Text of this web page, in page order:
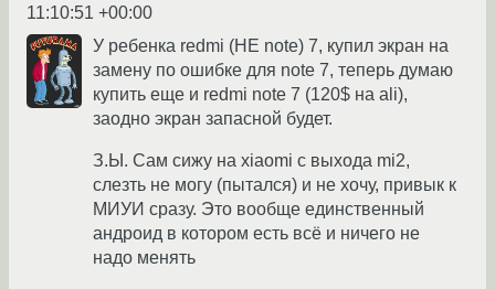
11:10:51 +00:00
У ребенка redmi (НЕ note) 7, купил экран на
замену по ошибке для note 7, теперь думаю
купить еще и redmi note 7 (120$ на ali),
заодно экран запасной будет.
З.Ы. Сам сижу на xiaomi с выхода mi2,
слезть не могу (пытался) и не хочу, привык к
МИУИ сразу. Это вообще единственный
андроид в котором есть всё и ничего не
надо менять